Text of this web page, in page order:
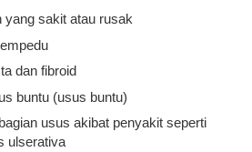
yang sakit atau rusak
dan fibroid
buntu (usus buntu)
usus akibat penyakit seperti
ulserativa